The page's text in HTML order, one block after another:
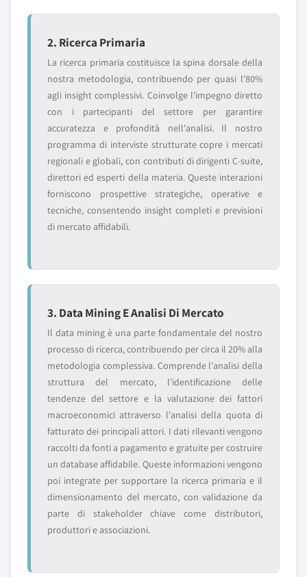
2. Ricerca Primaria
La ricerca primaria costituisce la spina dorsale della
nostra metodologia, contribuendo per quasi l'80%
agli insight complessivi. Coinvolge l'impegno diretto
con i partecipanti del settore per garantire
accuratezza e profondità nell'analisi. Il nostro
programma di interviste strutturate copre i mercati
regionali e globali, con contributi di dirigenti C-suite,
direttori ed esperti della materia. Queste interazioni
forniscono prospettive strategiche, operative e
tecniche, consentendo insight completi e previsioni
di mercato affidabili.
3. Data Mining E Analisi Di Mercato
Il data mining è una parte fondamentale del nostro
processo di ricerca, contribuendo per circa il 20% alla
metodologia complessiva. Comprende l'analisi della
struttura del mercato, l'identificazione delle
tendenze del settore e la valutazione dei fattori
macroeconomici attraverso l'analisi della quota di
fatturato dei principali attori. I dati rilevanti vengono
raccolti da fonti a pagamento e gratuite per costruire
un database affidabile. Queste informazioni vengono
poi integrate per supportare la ricerca primaria e il
dimensionamento del mercato, con validazione da
parte di stakeholder chiave come distributori,
produttori e associazioni.